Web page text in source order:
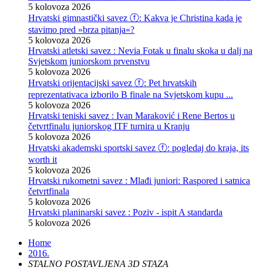
5 kolovoza 2026
Hrvatski gimnastički savez ⓕ: Kakva je Christina kada je
stavimo pred »brza pitanja«?
5 kolovoza 2026
Hrvatski atletski savez : Nevia Fotak u finalu skoka u dalj na
Svjetskom juniorskom prvenstvu
5 kolovoza 2026
Hrvatski orijentacijski savez ⓕ: Pet hrvatskih
reprezentativaca izborilo B finale na Svjetskom kupu ...
5 kolovoza 2026
Hrvatski teniski savez : Ivan Maraković i Rene Bertos u
četvrtfinalu juniorskog ITF turnira u Kranju
5 kolovoza 2026
Hrvatski akademski sportski savez ⓕ: pogledaj do kraja, its
worth it
5 kolovoza 2026
Hrvatski rukometni savez : Mlađi juniori: Raspored i satnica
četvrtfinala
5 kolovoza 2026
Hrvatski planinarski savez : Poziv - ispit A standarda
5 kolovoza 2026
Home
2016.
STALNO POSTAVLJENA 3D STAZA